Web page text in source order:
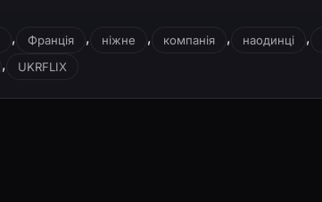
, Франція , ніжне , компанія , наодинці ,
, UKRFLIX